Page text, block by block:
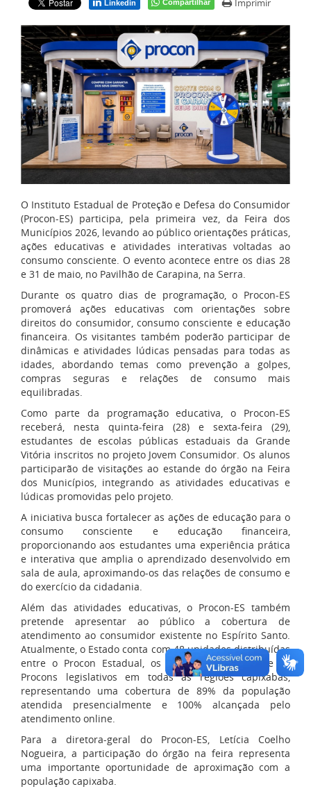
Linkedin Compartilhar Imprimir
O Instituto Estadual de Proteção e Defesa do Consumidor
(Procon-ES) participa, pela primeira vez, da Feira dos
Municípios 2026, levando ao público orientações práticas,
ações educativas e atividades interativas voltadas ao
consumo consciente. O evento acontece entre os dias 28
e 31 de maio, no Pavilhão de Carapina, na Serra.
Durante os quatro dias de programação, o Procon-ES
promoverá ações educativas com orientações sobre
direitos do consumidor, consumo consciente e educação
financeira. Os visitantes também poderão participar de
dinâmicas e atividades lúdicas pensadas para todas as
idades, abordando temas como prevenção a golpes,
compras seguras e relações de consumo mais
equilibradas.
Como parte da programação educativa, o Procon-ES
receberá, nesta quinta-feira (28) e sexta-feira (29),
estudantes de escolas públicas estaduais da Grande
Vitória inscritos no projeto Jovem Consumidor. Os alunos
participarão de visitações ao estande do órgão na Feira
dos Municípios, integrando as atividades educativas e
lúdicas promovidas pelo projeto.
A iniciativa busca fortalecer as ações de educação para o
consumo consciente e educação financeira,
proporcionando aos estudantes uma experiência prática
e interativa que amplia o aprendizado desenvolvido em
sala de aula, aproximando-os das relações de consumo e
do exercício da cidadania.
Além das atividades educativas, o Procon-ES também
pretende apresentar ao público a cobertura de
atendimento ao consumidor existente no Espírito Santo.
Atualmente, o Estado conta com 48 unidades distribuídas
entre o Procon Estadual, os Procons municipais e os
Procons legislativos em todas as regiões capixabas,
representando uma cobertura de 89% da população
atendida presencialmente e 100% alcançada pelo
atendimento online.
Para a diretora-geral do Procon-ES, Letícia Coelho
Nogueira, a participação do órgão na feira representa
uma importante oportunidade de aproximação com a
população capixaba.